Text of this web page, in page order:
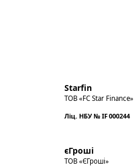
Starfin
ТОВ «FC Star Finance»
Ліц. НБУ № IF 000244
єГроші
ТОВ «ЄГроші»